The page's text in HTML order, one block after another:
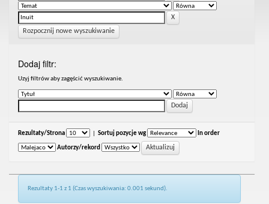
Rozpocznij nowe wyszukiwanie
Dodaj filtr:
Uzyj filtrów aby zagęścić wyszukiwanie.
Rezultaty/Strona Sortuj pozycje wg In order
Autorzy/rekord
Rezultaty 1-1 z 1 (Czas wyszukiwania: 0.001 sekund).